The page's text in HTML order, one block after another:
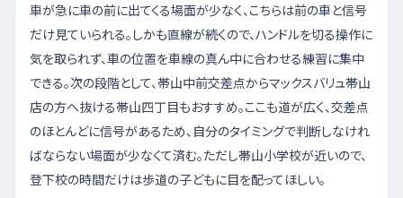
車が急に車の前に出てくる場面が少なく、こちらは前の車と信号
だけ見ていられる。しかも直線が続くので、ハンドルを切る操作に
気を取られず、車の位置を車線の真ん中に合わせる練習に集中
できる。次の段階として、帯山中前交差点からマックスバリュ帯山
店の方へ抜ける帯山四丁目もおすすめ。ここも道が広く、交差点
のほとんどに信号があるため、自分のタイミングで判断しなけれ
ばならない場面が少なくて済む。ただし帯山小学校が近いので、
登下校の時間だけは歩道の子どもに目を配ってほしい。